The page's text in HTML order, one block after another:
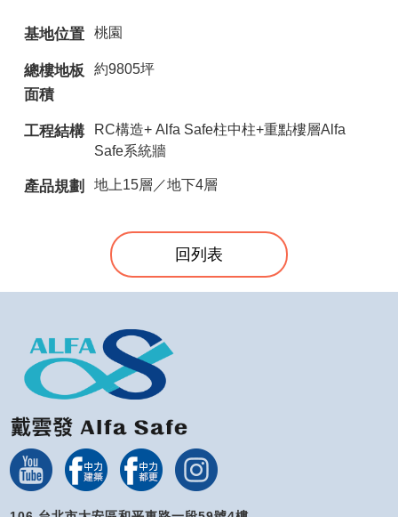
基地位置 桃園
總樓地板
面積
約9805坪
工程結構
RC構造+ Alfa Safe柱中柱+重點樓層Alfa
Safe系統牆
產品規劃 地上15層／地下4層
回列表